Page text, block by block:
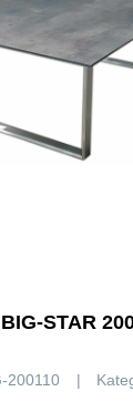
STAR
200110